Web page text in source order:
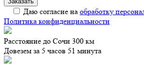
Даю согласие на обработку
Политика конфиденциальности
Расстояние до Сочи 300 км
Довезем за 5 часов 51 минута